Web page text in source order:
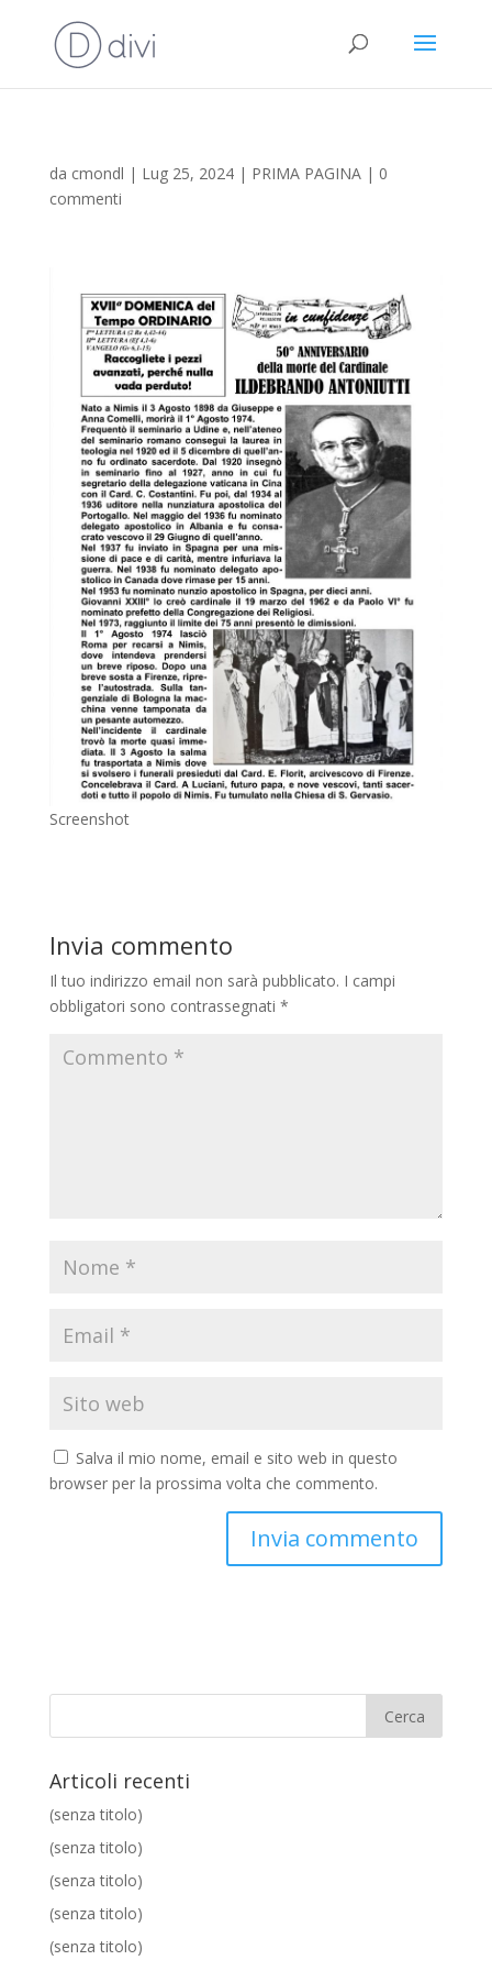
da cmondl | Lug 25, 2024| PRIMA PAGINA| 0
commenti
Screenshot
Invia commento
Il tuo indirizzo email non sarà pubblicato. I campi
obbligatori sono contrassegnati *
Salva il mio nome, email e sito web in questo
browser per la prossima volta che commento.
Articoli recenti
(senza titolo)
(senza titolo)
(senza titolo)
(senza titolo)
(senza titolo)